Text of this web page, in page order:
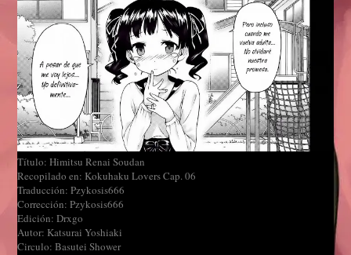
Título: Himitsu Renai Soudan
Recopilado en: Kokuhaku Lovers Cap. 06
Traducción: Pzykosis666
Corrección: Pzykosis666
Edición: Drxgo
Autor: Katsurai Yoshiaki
Circulo: Basutei Shower